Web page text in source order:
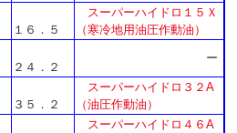
１６．５
スーパーハイドロ１５Ｘ
（寒冷地用油圧作動油）
２４．２
ー
３５．２
スーパーハイドロ３２A
（油圧作動油）
スーパーハイドロ４６A